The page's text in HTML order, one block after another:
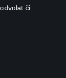
či
Borschette 4,